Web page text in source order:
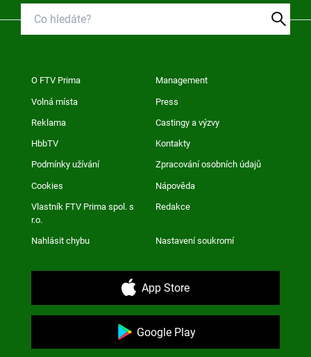
O FTV Prima Management
Volná místa Press
Reklama Castingy a výzvy
HbbTV Kontakty
Podmínky užívání Zpracování osobních údajů
Cookies Nápověda
Vlastník FTV Prima spol. s
r.o.
Redakce
Nahlásit chybu Nastavení soukromí
App Store
Google Play